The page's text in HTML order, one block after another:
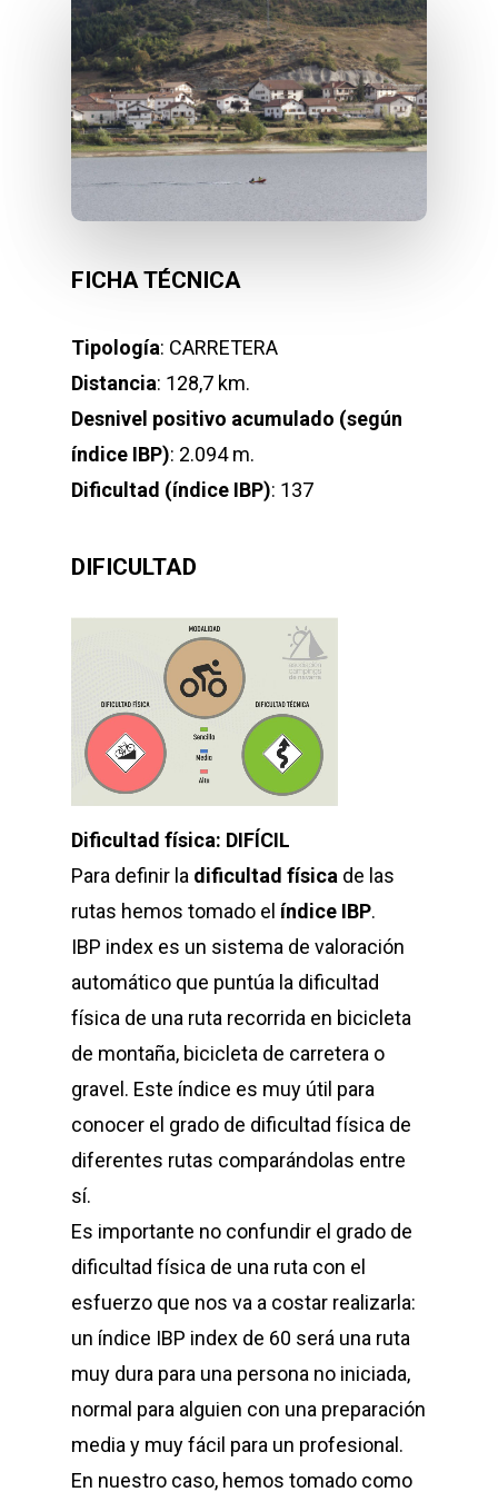
FICHA TÉCNICA
Tipología: CARRETERA
Distancia: 128,7 km.
Desnivel positivo acumulado (según
índice IBP): 2.094 m.
Dificultad (índice IBP): 137
DIFICULTAD
Dificultad física: DIFÍCIL
Para definir la dificultad física de las
rutas hemos tomado el índice IBP.
IBP index es un sistema de valoración
automático que puntúa la dificultad
física de una ruta recorrida en bicicleta
de montaña, bicicleta de carretera o
gravel. Este índice es muy útil para
conocer el grado de dificultad física de
diferentes rutas comparándolas entre
sí.
Es importante no confundir el grado de
dificultad física de una ruta con el
esfuerzo que nos va a costar realizarla:
un índice IBP index de 60 será una ruta
muy dura para una persona no iniciada,
normal para alguien con una preparación
media y muy fácil para un profesional.
En nuestro caso, hemos tomado como